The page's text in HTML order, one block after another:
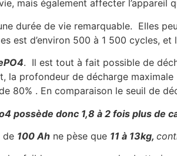
mais également affecter l’appareil
durée de vie remarquable. Elles
est d’environ 500 à 1 500 cycles,
. Il est tout à fait possible de
la profondeur de décharge
80% . En comparaison le seuil de
possède donc 1,8 à 2 fois plus de
de 100 Ah ne pèse que 11 à 13kg,